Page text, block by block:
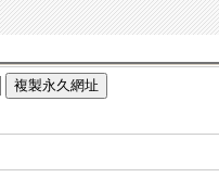
複製永久網址